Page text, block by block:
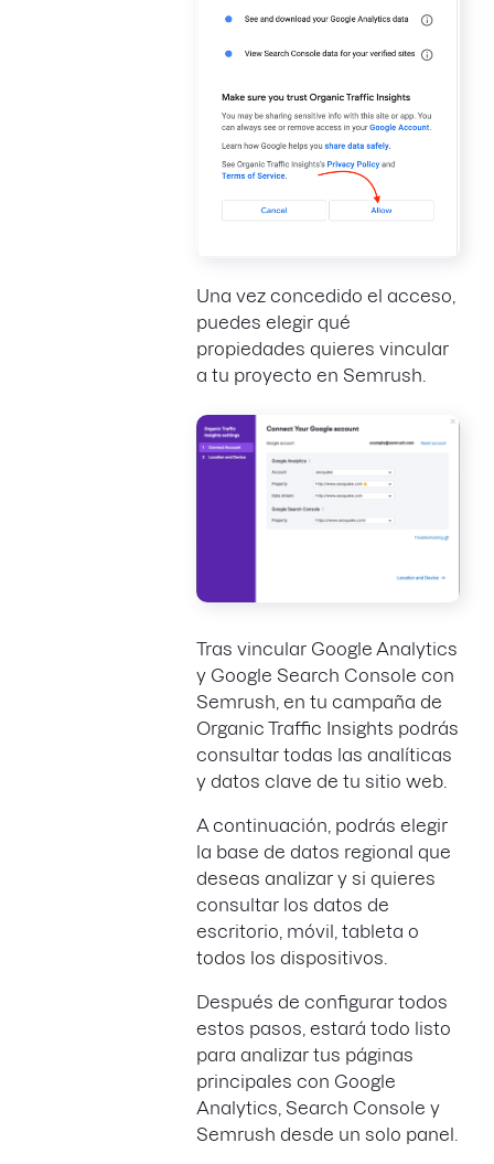
Una vez concedido el acceso,
puedes elegir qué
propiedades quieres vincular
a tu proyecto en Semrush.
Tras vincular Google Analytics
y Google Search Console con
Semrush, en tu campaña de
Organic Traffic Insights podrás
consultar todas las analíticas
y datos clave de tu sitio web.
A continuación, podrás elegir
la base de datos regional que
deseas analizar y si quieres
consultar los datos de
escritorio, móvil, tableta o
todos los dispositivos.
Después de configurar todos
estos pasos, estará todo listo
para analizar tus páginas
principales con Google
Analytics, Search Console y
Semrush desde un solo panel.